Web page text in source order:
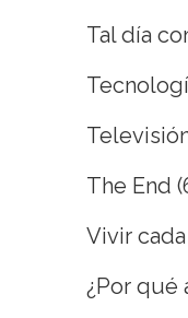
Tal día
The End
Vivir
¿Por qué